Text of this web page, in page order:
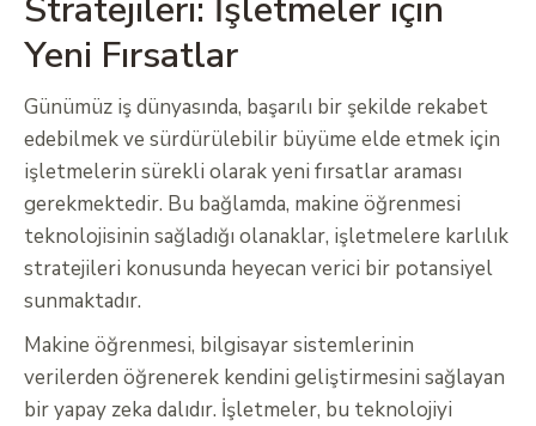
Stratejileri: İşletmeler için
Yeni Fırsatlar
Günümüz iş dünyasında, başarılı bir şekilde rekabet
edebilmek ve sürdürülebilir büyüme elde etmek için
işletmelerin sürekli olarak yeni fırsatlar araması
gerekmektedir. Bu bağlamda, makine öğrenmesi
teknolojisinin sağladığı olanaklar, işletmelere karlılık
stratejileri konusunda heyecan verici bir potansiyel
sunmaktadır.
Makine öğrenmesi, bilgisayar sistemlerinin
verilerden öğrenerek kendini geliştirmesini sağlayan
bir yapay zeka dalıdır. İşletmeler, bu teknolojiyi